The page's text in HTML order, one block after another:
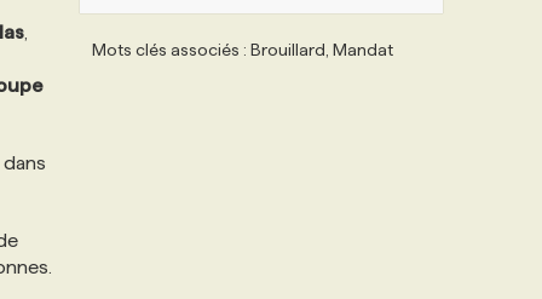
dans
Mots clés associés : Brouillard, Mandat